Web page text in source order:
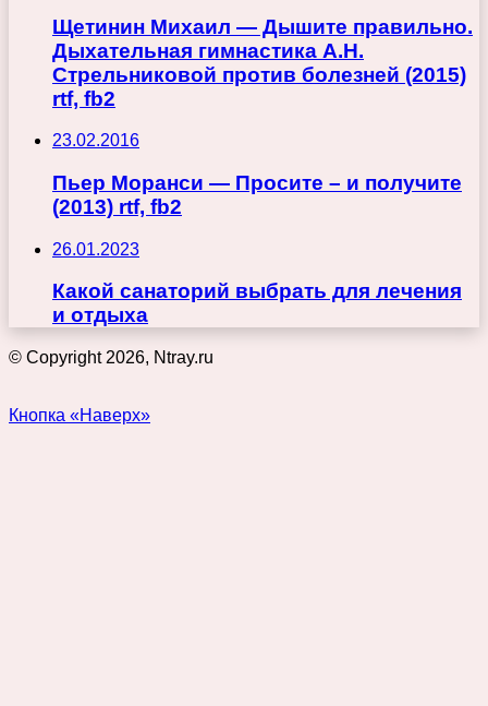
Щетинин Михаил — Дышите правильно.
Дыхательная гимнастика А.Н.
Стрельниковой против болезней (2015)
rtf, fb2
23.02.2016
Пьер Моранси — Просите – и получите
(2013) rtf, fb2
26.01.2023
Какой санаторий выбрать для лечения
и отдыха
© Copyright 2026, Ntray.ru
Кнопка «Наверх»